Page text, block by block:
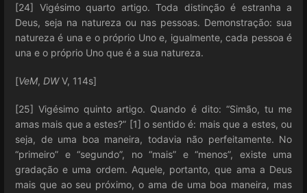
[24] Vigésimo quarto artigo. Toda distinção é estranha a
Deus, seja na natureza ou nas pessoas. Demonstração: sua
natureza é una e o próprio Uno e, igualmente, cada pessoa é
una e o próprio Uno que é a sua natureza.
[VeM, DWV, 114s]
[25] Vigésimo quinto artigo. Quando é dito: “Simão, tu me
amas mais que a estes?” [1] o sentido é: mais que a estes, ou
seja, de uma boa maneira, todavia não perfeitamente. No
“primeiro” e “segundo”, no “mais” e “menos”, existe uma
gradação e uma ordem. Aquele, portanto, que ama a Deus
mais que ao seu próximo, o ama de uma boa maneira, mas